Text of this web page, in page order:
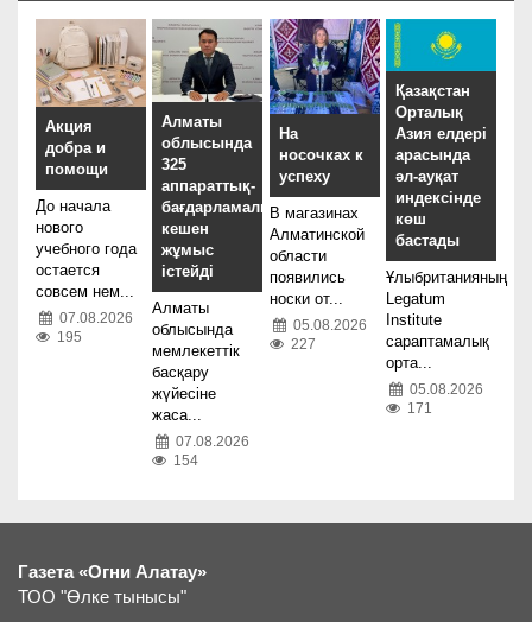
Акция
добра и
помощи
До начала
нового
учебного года
остается
совсем нем...
07.08.2026
195
Алматы
облысында
325
аппараттық-
бағдарламалық
кешен
жұмыс
істейді
Алматы
облысында
мемлекеттік
басқару
жүйесіне
жаса...
07.08.2026
154
На
носочках к
успеху
В магазинах
Алматинской
области
появились
носки от...
05.08.2026
227
Қазақстан
Орталық
Азия елдері
арасында
әл-ауқат
индексінде
көш
бастады
Ұлыбританияның
Legatum
Institute
сараптамалық
орта...
05.08.2026
171
Газета «Огни Алатау»
ТОО "Өлке тынысы"